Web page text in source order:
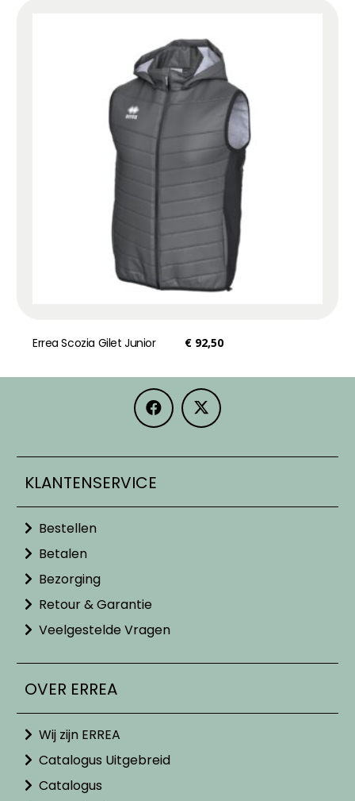
Errea Scozia Gilet Junior € 92,50
KLANTENSERVICE
Bestellen
Betalen
Bezorging
Retour & Garantie
Veelgestelde Vragen
OVER ERREA
Wij zijn ERREA
Catalogus Uitgebreid
Catalogus